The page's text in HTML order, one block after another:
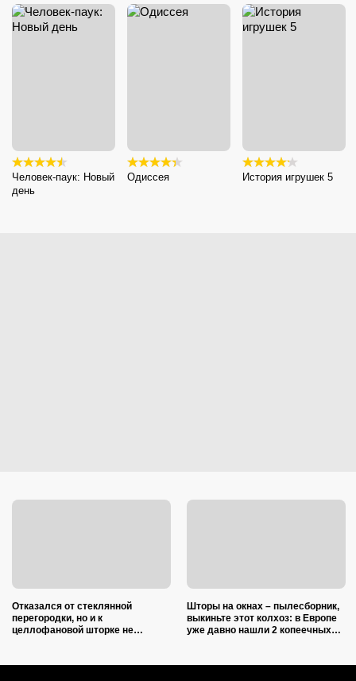
Человек-паук: Новый
день
Одиссея История игрушек 5
Отказался от стеклянной
перегородки, но и к
целлофановой шторке не
Шторы на окнах – пылесборник,
выкиньте этот колхоз: в Европе
уже давно нашли 2 копеечных